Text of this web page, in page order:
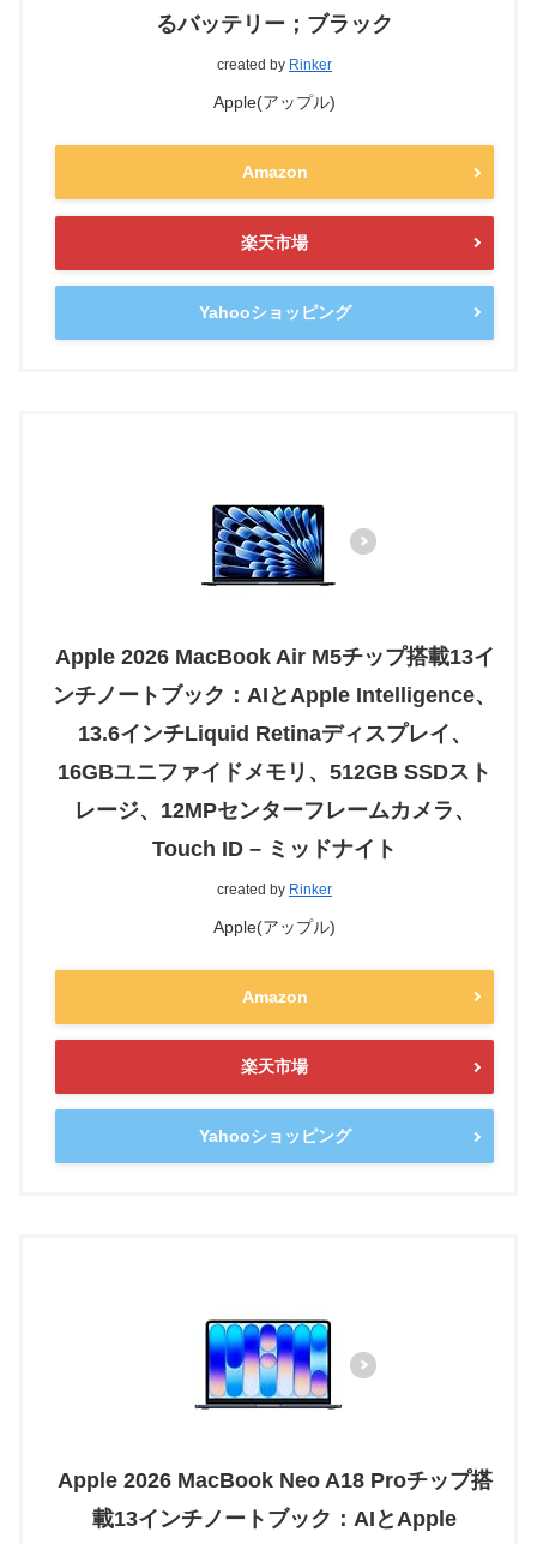
るバッテリー；ブラック
created by Rinker
Apple(アップル)
Amazon
楽天市場
Yahooショッピング
Apple 2026 MacBook Air M5チップ搭載13イ
ンチノートブック：AIとApple Intelligence、
13.6インチLiquid Retinaディスプレイ、
16GBユニファイドメモリ、512GB SSDスト
レージ、12MPセンターフレームカメラ、
Touch ID – ミッドナイト
created by Rinker
Apple(アップル)
Amazon
楽天市場
Yahooショッピング
Apple 2026 MacBook Neo A18 Proチップ搭
載13インチノートブック：AIとApple